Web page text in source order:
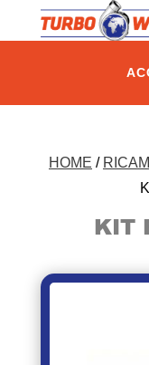
HOME /
KIT